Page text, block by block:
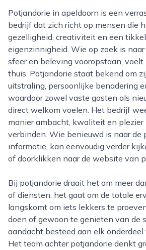
Potjandorie in apeldoorn is een verrassend veelzijdig
bedrijf dat zich richt op mensen die
gezelligheid, creativiteit en een
eigenzinnigheid. Wie op zoek is
sfeer en beleving vooropstaan, voelt
thuis. Potjandorie staat bekend om
uitstraling, persoonlijke benadering
waardoor zowel vaste gasten als
direct welkom voelen. Het bedrijf
manier ambacht, kwaliteit en plezier
verbinden. Wie benieuwd is naar de
informatie, kan eenvoudig verder
of doorklikken naar de website van
Bij potjandorie draait het om meer dan alleen producten
of diensten; het gaat om de totale
langskomt om iets lekkers te
doen of gewoon te genieten van de
aandacht besteed aan elk
Het team achter potjandorie denkt